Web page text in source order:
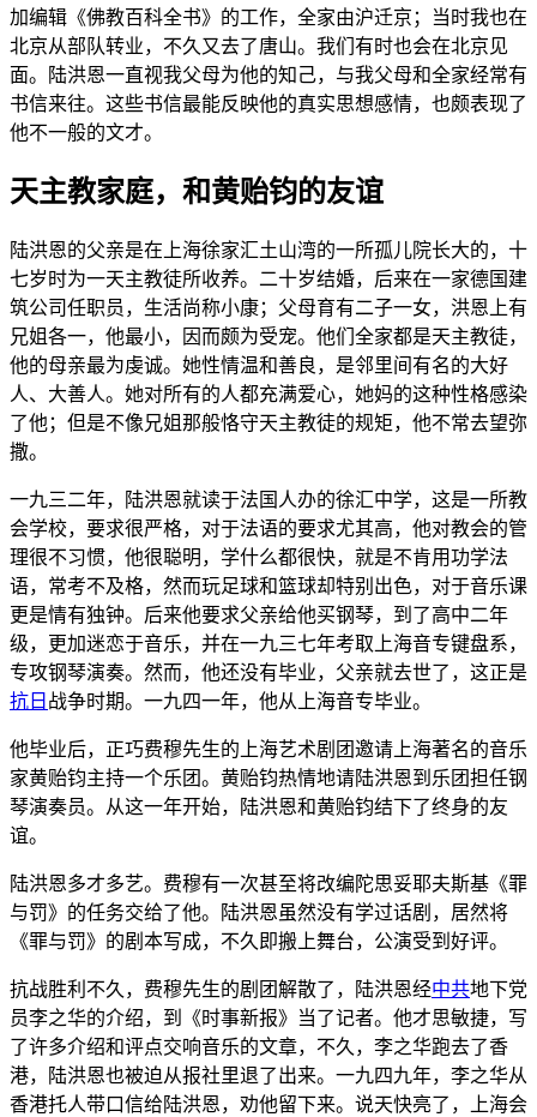
加编辑《佛教百科全书》的工作，全家由沪迁京；当时我也在
北京从部队转业，不久又去了唐山。我们有时也会在北京见
面。陆洪恩一直视我父母为他的知己，与我父母和全家经常有
书信来往。这些书信最能反映他的真实思想感情，也颇表现了
他不一般的文才。
天主教家庭，和黄贻钧的友谊
陆洪恩的父亲是在上海徐家汇土山湾的一所孤儿院长大的，十
七岁时为一天主教徒所收养。二十岁结婚，后来在一家德国建
筑公司任职员，生活尚称小康；父母育有二子一女，洪恩上有
兄姐各一，他最小，因而颇为受宠。他们全家都是天主教徒，
他的母亲最为虔诚。她性情温和善良，是邻里间有名的大好
人、大善人。她对所有的人都充满爱心，她妈的这种性格感染
了他；但是不像兄姐那般恪守天主教徒的规矩，他不常去望弥
撒。
一九三二年，陆洪恩就读于法国人办的徐汇中学，这是一所教
会学校，要求很严格，对于法语的要求尤其高，他对教会的管
理很不习惯，他很聪明，学什么都很快，就是不肯用功学法
语，常考不及格，然而玩足球和篮球却特别出色，对于音乐课
更是情有独钟。后来他要求父亲给他买钢琴，到了高中二年
级，更加迷恋于音乐，并在一九三七年考取上海音专键盘系，
专攻钢琴演奏。然而，他还没有毕业，父亲就去世了，这正是
抗日 战争时期。一九四一年，他从上海音专毕业。
他毕业后，正巧费穆先生的上海艺术剧团邀请上海著名的音乐
家黄贻钧主持一个乐团。黄贻钧热情地请陆洪恩到乐团担任钢
琴演奏员。从这一年开始，陆洪恩和黄贻钧结下了终身的友
谊。
陆洪恩多才多艺。费穆有一次甚至将改编陀思妥耶夫斯基《罪
与罚》的任务交给了他。陆洪恩虽然没有学过话剧，居然将
《罪与罚》的剧本写成，不久即搬上舞台，公演受到好评。
抗战胜利不久，费穆先生的剧团解散了，陆洪恩经中共地下党
员李之华的介绍，到《时事新报》当了记者。他才思敏捷，写
了许多介绍和评点交响音乐的文章，不久，李之华跑去了香
港，陆洪恩也被迫从报社里退了出来。一九四九年，李之华从
香港托人带口信给陆洪恩，劝他留下来。说天快亮了，上海会